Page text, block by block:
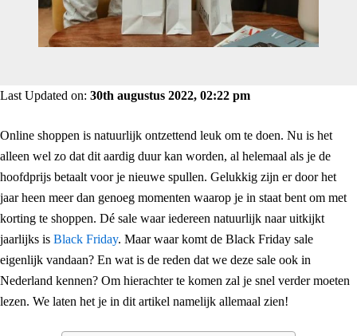
Last Updated on: 30th augustus 2022, 02:22 pm
Online shoppen is natuurlijk ontzettend leuk om te doen. Nu is het
alleen wel zo dat dit aardig duur kan worden, al helemaal als je de
hoofdprijs betaalt voor je nieuwe spullen. Gelukkig zijn er door het
jaar heen meer dan genoeg momenten waarop je in staat bent om met
korting te shoppen. Dé sale waar iedereen natuurlijk naar uitkijkt
jaarlijks is Black Friday. Maar waar komt de Black Friday sale
eigenlijk vandaan? En wat is de reden dat we deze sale ook in
Nederland kennen? Om hierachter te komen zal je snel verder moeten
lezen. We laten het je in dit artikel namelijk allemaal zien!